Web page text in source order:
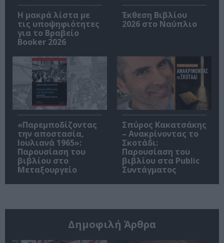
Η μακρά λίστα με
τις υποψηφιότητες
για το Βραβείο
Booker 2026
Έκθεση Βιβλίου
2026 στο Ναύπλιο
«Παρεμποδίζοντας
την αποστασία,
Ιουλιανά 1965»:
Παρουσίαση του
βιβλίου στο
Μεταξουργείο
Σπύρος Κακατσάκης
– Ανακρίνοντας το
Σκοτάδι:
Παρουσίαση του
βιβλίου στα Public
Συντάγματος
Δημοφιλή Άρθρα